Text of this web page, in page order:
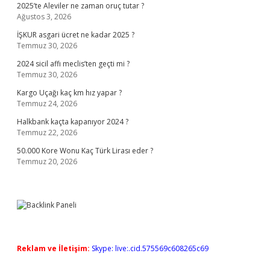
2025’te Aleviler ne zaman oruç tutar ?
Ağustos 3, 2026
İŞKUR asgari ücret ne kadar 2025 ?
Temmuz 30, 2026
2024 sicil affı meclis’ten geçti mi ?
Temmuz 30, 2026
Kargo Uçağı kaç km hız yapar ?
Temmuz 24, 2026
Halkbank kaçta kapanıyor 2024 ?
Temmuz 22, 2026
50.000 Kore Wonu Kaç Türk Lirası eder ?
Temmuz 20, 2026
Reklam ve İletişim: Skype: live:.cid.575569c608265c69